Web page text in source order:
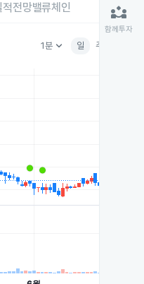
적전망밸류체인
1분keyboard_arrow_down 일 주
partner_exchange
함께투자